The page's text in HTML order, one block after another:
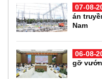
07-08-
án
Nam
06-08-
gỡ